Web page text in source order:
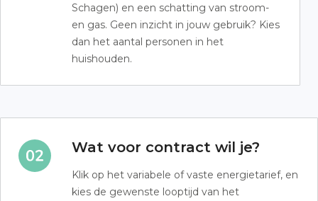
Schagen) en een schatting van stroom-
en gas. Geen inzicht in jouw gebruik? Kies
dan het aantal personen in het
huishouden.
Wat voor contract wil je?
Klik op het variabele of vaste energietarief, en
kies de gewenste looptijd van het